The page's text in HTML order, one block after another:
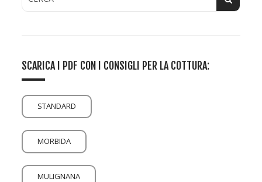
SCARICA I PDF CON I CONSIGLI PER LA COTTURA:
STANDARD
MORBIDA
MULIGNANA